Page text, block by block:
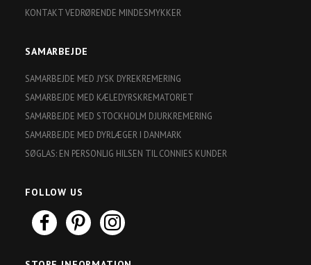
KONTAKT VEDRØRENDE MINDESMYKKER
SAMARBEJDE
SAMARBEJDE MED JYSK DYREKREMERING
SAMARBEJDE MED KÆLEDYRSKREMATORIET
SAMARBEJDE MED STOCKHOLM DJURKREMERING
SAMARBEJDE MED DYRLÆGER I DANMARK
SØGLAS: EN PERSONLIG HILSEN TIL CONNIES KUNDER
FOLLOW US